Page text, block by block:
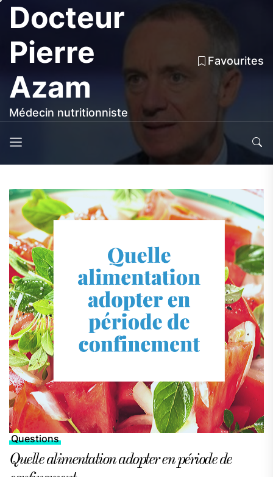
Skip
content
Docteur
Pierre
Azam
Médecin nutritionniste
Favourites
Questions
Quelle alimentation adopter en période de